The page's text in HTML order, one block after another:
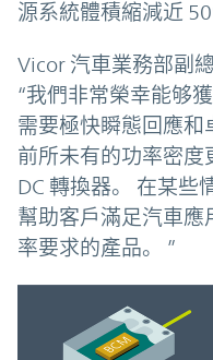
源系統體積縮減近
Vicor 汽車業務部副
“我們非常榮幸能够
需要極快瞬態回應和
前所未有的功率密度
DC 轉換器。 在某些
幫助客戶滿足汽車應
率要求的產品。 ”